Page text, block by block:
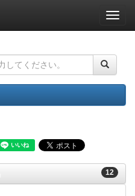
ナ
ビ
ー
ョ
ン
12